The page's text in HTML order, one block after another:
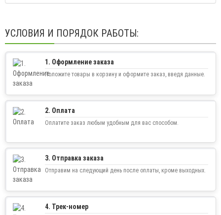
УСЛОВИЯ И ПОРЯДОК РАБОТЫ:
1. Оформление заказа
Положите товары в корзину и оформите заказ, введя данные.
2. Оплата
Оплатите заказ любым удобным для вас способом.
3. Отправка заказа
Отправим на следующий день после оплаты, кроме выходных.
4. Трек-номер